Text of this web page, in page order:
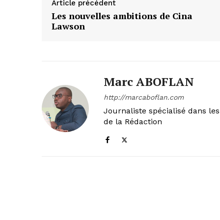
Article précédent
Les nouvelles ambitions de Cina
Lawson
Marc ABOFLAN
http://marcaboflan.com
Journaliste spécialisé dans
de la Rédaction